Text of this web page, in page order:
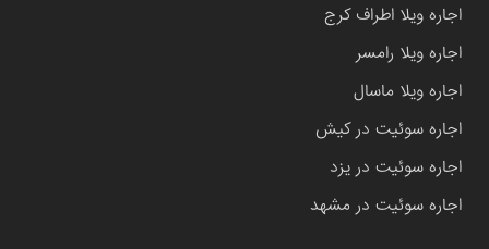
اجاره ویلا اطراف کرج
اجاره ویلا رامسر
اجاره ویلا ماسال
اجاره سوئیت در کیش
اجاره سوئیت در یزد
اجاره سوئیت در مشهد